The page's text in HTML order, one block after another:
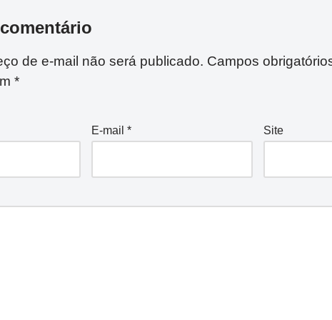
de e-mail não será publicado. Campos
*
E-mail * Site